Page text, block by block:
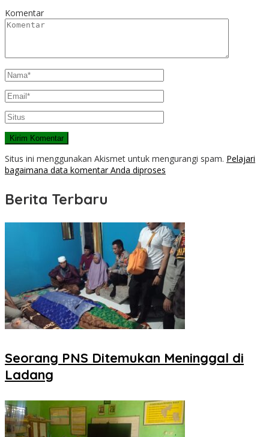
Komentar
Situs ini menggunakan Akismet untuk mengurangi spam. Pelajari
bagaimana data komentar Anda diproses
Berita Terbaru
Seorang PNS Ditemukan Meninggal di
Ladang